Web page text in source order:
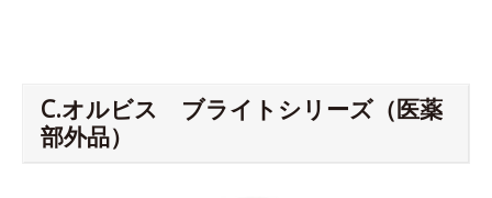
C.オルビス ブライトシリーズ（医薬
部外品）